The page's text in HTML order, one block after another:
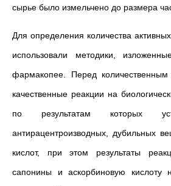
сырье было измельчено до размера
Для определения количества
использовали методики,
фармакопее. Перед
качественные реакции на
по результатам которых
антирацентроизводных, дубильных
кислот, при этом результаты
сапонины и аскорбиновую кислоту